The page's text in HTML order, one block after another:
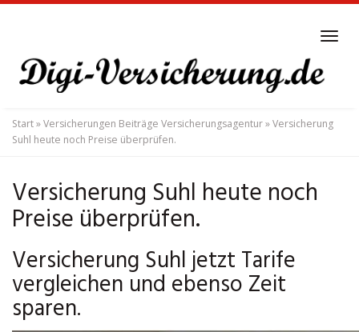
main
content
Start»Versicherungen Beiträge Versicherungsagentur»Versicherung
Suhl heute noch Preise überprüfen.
Versicherung Suhl heute noch
Preise überprüfen.
Versicherung Suhl jetzt Tarife
vergleichen und ebenso Zeit
sparen.